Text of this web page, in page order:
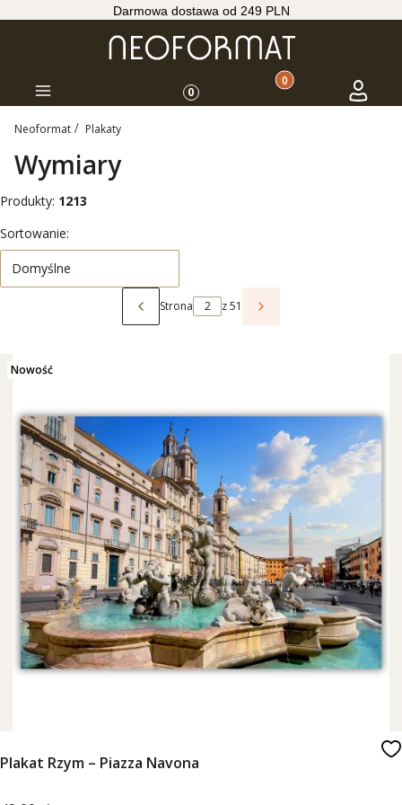
Darmowa dostawa od 249 PLN
Menu 0 Produkty w koszyku:
Koszyk Zaloguj
Neoformat Plakaty
Wymiary
Produkty: 1213
Lista produktów
Sortowanie:
Domyślne
Poprzednie produkty
Strona z 51 Następne produkty
Nowość
Plakat Rzym – Piazza Navona